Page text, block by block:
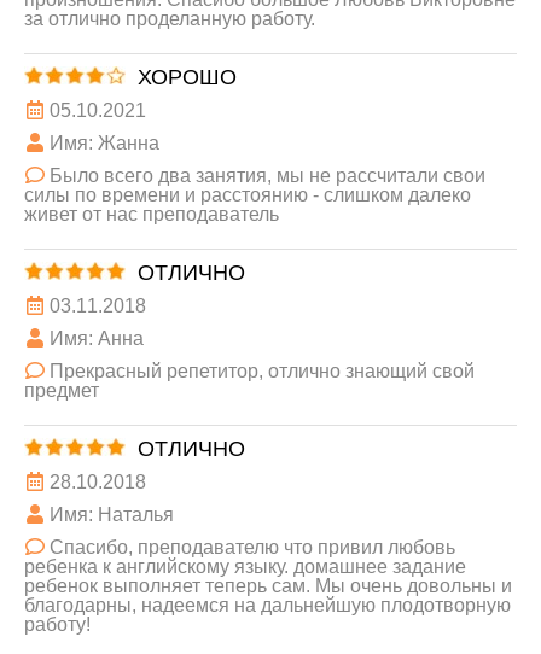
за отлично проделанную работу.
ХОРОШО
05.10.2021
Имя: Жанна
Было всего два занятия, мы не рассчитали свои
силы по времени и расстоянию - слишком далеко
живет от нас преподаватель
ОТЛИЧНО
03.11.2018
Имя: Анна
Прекрасный репетитор, отлично знающий свой
предмет
ОТЛИЧНО
28.10.2018
Имя: Наталья
Спасибо, преподавателю что привил любовь
ребенка к английскому языку. домашнее задание
ребенок выполняет теперь сам. Мы очень довольны и
благодарны, надеемся на дальнейшую плодотворную
работу!